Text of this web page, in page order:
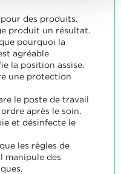
des produits.
produit un résultat.
pourquoi la
agréable
la position assise.
une protection
le poste de travail
après le soin.
et désinfecte le
les règles de
manipule des